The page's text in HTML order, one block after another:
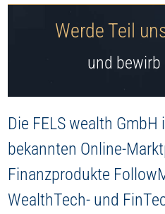
Jetzt Depot eröffnen
Werde Teil
und bewirb
Die FELS wealth
bekannten Online-
Finanzprodukte
WealthTech- und